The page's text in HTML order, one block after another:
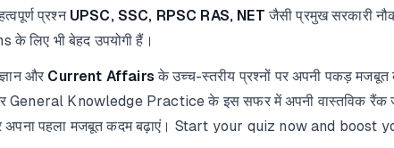
प्रश्न UPSC, SSC, RPSC RAS, NET जैसी प्रमुख सरकारी
के लिए भी बेहद उपयोगी हैं।
और Current Affairs के उच्च-स्तरीय प्रश्नों पर अपनी पकड़
General Knowledge Practice के इस सफर में अपनी वास्तविक रैंक
अपना पहला मजबूत कदम बढ़ाएं। Start your quiz now and boost